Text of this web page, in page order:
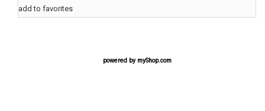
add to favorites
powered by myShop.com